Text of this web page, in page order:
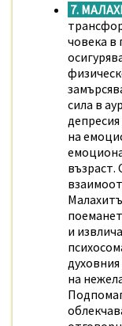
7.
човека в
сила в
на
възраст.
и
на